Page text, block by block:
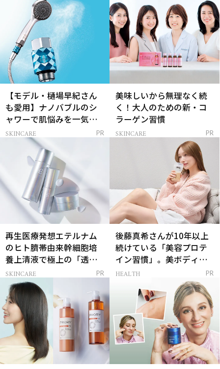
【モデル・樋場早紀さん
も愛用】ナノバブルのシ
ャワーで肌悩みを一気に
解決
SKINCARE PR
美味しいから無理なく続
く！大人のための新・コ
ラーゲン習慣
SKINCARE PR
再生医療発想エテルナム
のヒト臍帯由来幹細胞培
養上清液で極上の「透明
感ハリ肌」へ
SKINCARE PR
後藤真希さんが10年以上
続けている「美容プロテ
イン習慣」。美ボディを
支える朝ルーティンと
HEALTH PR